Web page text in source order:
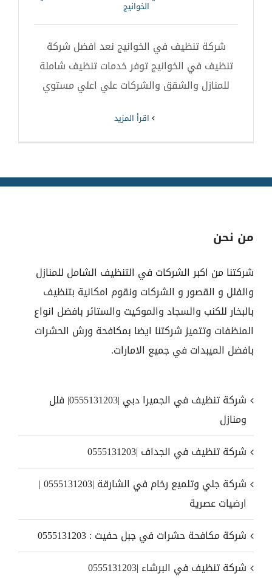
الخوانيج
شركة تنظيف في الخوانيج نعد افضل شركة
تنظيف في الخوانيج توفر خدمات تنظيف شاملة
للمنازل والشقق والشركات علي اعلي مستوي
من نحن
شركتنا من اكبر الشركات في التنظيف الشامل للمنازل
والفلل و القصور و الشركات ونقوم امكانية بتنظيف
بالبخار للكنب والسجاد والموكيت والستائر بافضل انواع
المنظفات وتتميز شركتنا ايضا بمكافحة ورش الحشرات
بافضل الميبدات في جميع الامارات.
شركة تنظيف في الجميرا دبي |0555131203| فلل
ومنازل
شركة تنظيف في الجداف |0555131203
شركة جلي وتلميع رخام في الشارقة |0555131203 |
ارضيات عصرية
شركة مكافحة حشرات في جبل حفيت : 0555131203
شركة تنظيف في البرشاء |0555131203